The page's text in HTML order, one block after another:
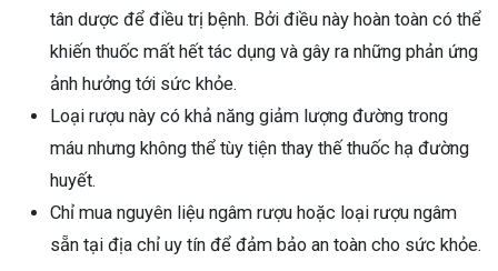
tân dược để điều trị bệnh. Bởi điều này hoàn toàn có thể
khiến thuốc mất hết tác dụng và gây ra những phản ứng
ảnh hưởng tới sức khỏe.
Loại rượu này có khả năng giảm lượng đường trong
máu nhưng không thể tùy tiện thay thế thuốc hạ đường
huyết.
Chỉ mua nguyên liệu ngâm rượu hoặc loại rượu ngâm
sẵn tại địa chỉ uy tín để đảm bảo an toàn cho sức khỏe.